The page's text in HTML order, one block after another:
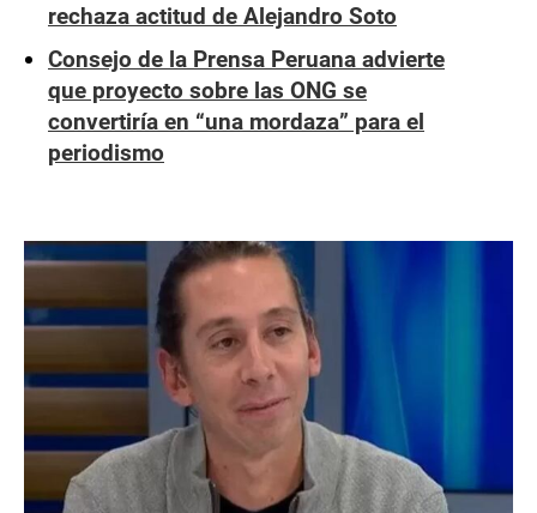
rechaza actitud de Alejandro Soto
Consejo de la Prensa Peruana advierte
que proyecto sobre las ONG se
convertiría en “una mordaza” para el
periodismo